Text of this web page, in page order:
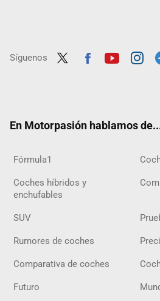
Síguenos
En Motorpasión hablamos
Fórmula1
Coches híbridos y
enchufables
SUV
Rumores de coches
Comparativa de coches
Futuro